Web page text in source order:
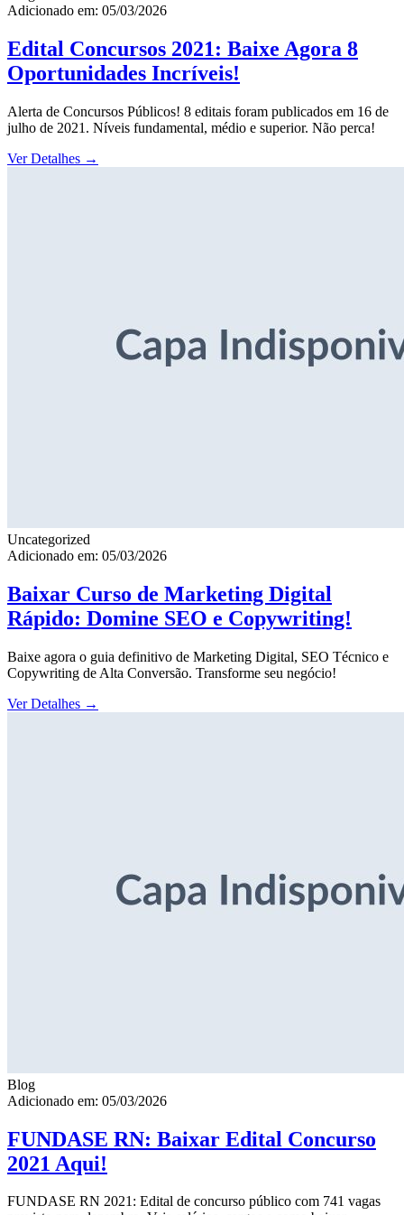
Adicionado em: 05/03/2026
Edital Concursos 2021: Baixe Agora 8
Oportunidades Incríveis!
Alerta de Concursos Públicos! 8 editais foram publicados em 16 de
julho de 2021. Níveis fundamental, médio e superior. Não perca!
Ver Detalhes →
Uncategorized
Adicionado em: 05/03/2026
Baixar Curso de Marketing Digital
Rápido: Domine SEO e Copywriting!
Baixe agora o guia definitivo de Marketing Digital, SEO Técnico e
Copywriting de Alta Conversão. Transforme seu negócio!
Ver Detalhes →
Blog
Adicionado em: 05/03/2026
FUNDASE RN: Baixar Edital Concurso
2021 Aqui!
FUNDASE RN 2021: Edital de concurso público com 741 vagas